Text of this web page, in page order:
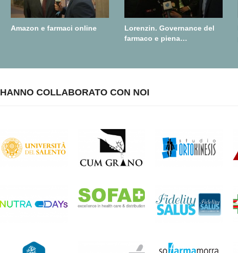
Amazon e farmaci online
Lorenzin. Governance del
farmaco e piena
HANNO COLLABORATO CON NOI